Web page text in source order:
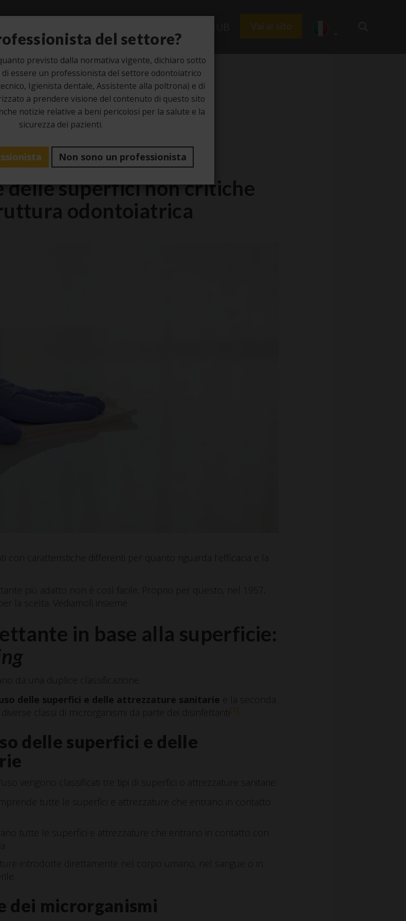
Vai al sito
4
Ott
Igiene
delle superfici non critiche
odontoiatrica
con caratteristiche differenti per quanto riguarda l’efficacia e la
più adatto non è così facile. Proprio per questo, nel 1957,
la scelta. Vediamoli insieme.
in base alla superficie:
da una duplice classificazione.
delle superfici e delle attrezzature sanitarie e la seconda
classi di microrganismi da parte dei disinfettanti [1]
delle superfici e delle
vengono classificati tre tipi di superfici o attrezzature sanitarie:
tutte le superfici e attrezzature che entrano in contatto
tutte le superfici e attrezzature che entrano in contatto con
introdotte direttamente nel corpo umano, nel sangue o in
dei microrganismi
del settore?
previsto dalla normativa vigente, dichiaro sotto
essere un professionista del settore odontoiatrico
Igienista dentale, Assistente alla poltrona) e di
a prendere visione del contenuto di questo sito
notizie relative a beni pericolosi per la salute e la
sicurezza dei pazienti.
Non sono un professionista